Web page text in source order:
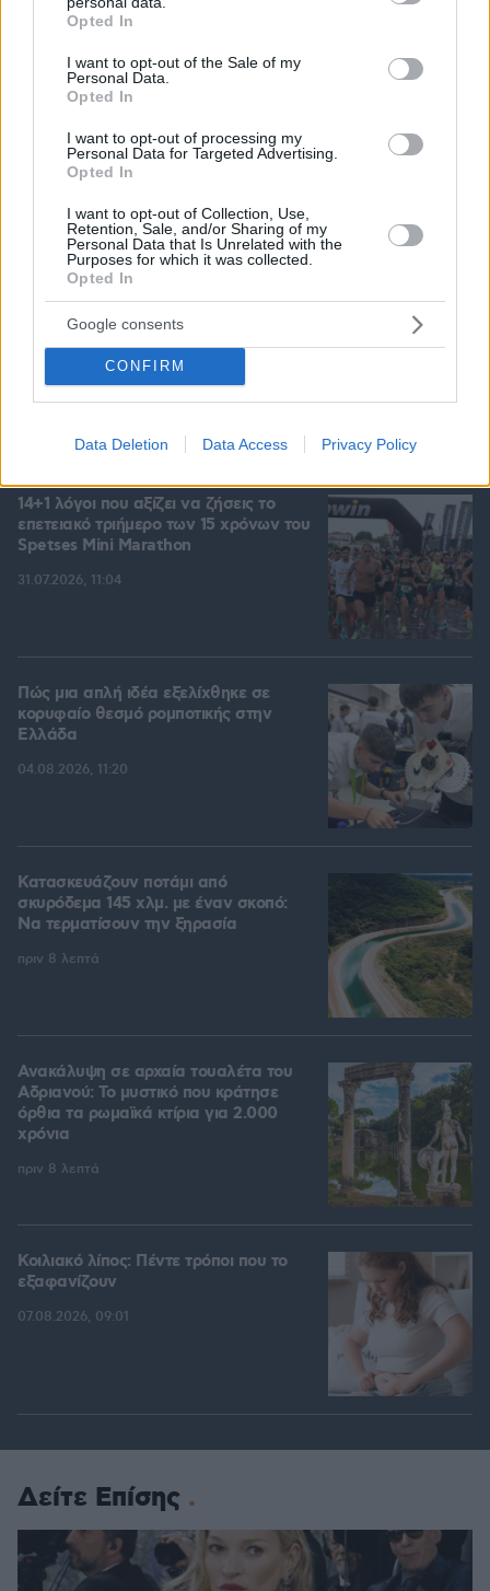
grant or deny consent to Google and its third-party tags to
use your data for below specified purposes in below Google
consent section.
Opted In
I want to opt-out of the Sale of my
Personal Data.
Opted In
I want to opt-out of processing my
Personal Data for Targeted Advertising.
Opted In
I want to opt-out of Collection, Use,
Retention, Sale, and/or Sharing of my
Personal Data that Is Unrelated with the
Purposes for which it was collected.
Opted In
Google consents
CONFIRM
Data Deletion Data Access Privacy Policy
Αφροδίτη στον Ζυγό από σήμερα: Τα τυχερά
ζώδια
11 επιβλητικά μοναστήρια σε νησιά της
Ελλάδας
17.06.2026, 22:51
14+1 λόγοι που αξίζει να ζήσεις το
επετειακό τριήμερο των 15 χρόνων του
Spetses Mini Marathon
31.07.2026, 11:04
Πώς μια απλή ιδέα εξελίχθηκε σε
κορυφαίο θεσμό ρομποτικής στην
Ελλάδα
04.08.2026, 11:20
Κατασκευάζουν ποτάμι από
σκυρόδεμα 145 χλμ. με έναν σκοπό:
Να τερματίσουν την ξηρασία
πριν 8 λεπτά
Ανακάλυψη σε αρχαία τουαλέτα του
Αδριανού: Το μυστικό που κράτησε
όρθια τα ρωμαϊκά κτίρια για 2.000
χρόνια
πριν 8 λεπτά
Κοιλιακό λίπος: Πέντε τρόποι που το
εξαφανίζουν
07.08.2026, 09:01
Δείτε Επίσης